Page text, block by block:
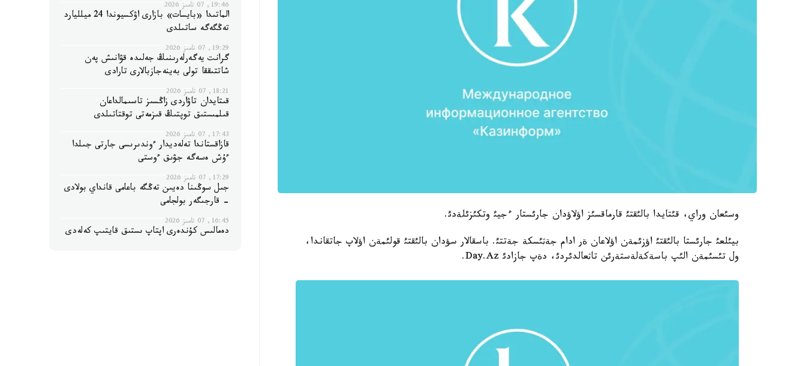
وسئعان وراي، قئتايدا بالئقتئ قارماقسئز اؤلاؤدان جارئستار ءجيئ وتكئزئلةدئ.
بيئلعئ جارئستا بالئقتئ اؤزئمةن اؤلاعان ةر ادام جةثئسكة جةتتئ. باسقالار سؤدان بالئقتئ قولئمةن اؤلاپ جاتقاندا،
ول تئسئمةن الئپ باسةكةلةستةرئن تاثعالدئردئ، دةپ جازادئ Day.Az.
19:46, 07 تامىز 2026
الماتىدا «بايسات» بازارى اۋكسيوندا 24 ميلليارد
تەڭگەگە ساتىلدى
19:29, 07 تامىز 2026
گرانت يەگەرلەرىنىڭ جەلىدە قۋانىش پەن
شاتتىققا تولى بەينەجازبالارى تارادى
18:21, 07 تامىز 2026
قىتايدان تاۋاردى زاڭسىز تاسىمالداعان
قىلمىستىق توپتىڭ قىزمەتى توقتاتىلدى
17:43, 07 تامىز 2026
قازاقستاندا تەلەديدار ءوندىرىسى جارتى جىلدا
ءۇش ەسەگە جۋىق ءوستى
17:29, 07 تامىز 2026
جىل سوڭىنا دەيىن تەڭگە باعامى قانداي بولادى
- قارجىگەر بولجامى
16:45, 07 تامىز 2026
دەمالىس كۇندەرى اپتاپ ىستىق قايتىپ كەلەدى